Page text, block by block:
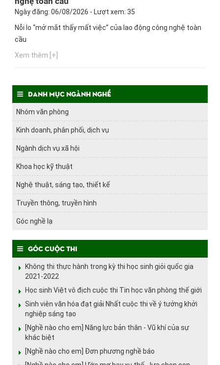
Ngày đăng: 06/08/2026 - Lượt xem: 35
Nỗi lo “mở mắt thấy mất việc” của lao động công nghệ toàn
cầu
Xem thêm [+]
Danh mục ngành nghề
Nhóm văn phòng
Kinh doanh, phân phối, dịch vụ
Ngành dịch vụ xã hội
Khoa học kỹ thuật
Nghệ thuật, sáng tạo, thiết kế
Truyền thông, truyền hình
Góc nghề lạ
Góc cuộc thi
Không thi thực hành trong kỳ thi học sinh giỏi quốc gia
2021-2022
Học sinh Việt vô địch cuộc thi Tin học văn phòng thế giới
Sinh viên văn hóa đạt giải Nhất cuộc thi về ý tưởng khởi
nghiệp sáng tạo
[Nghề nào cho em] Năng lực bản thân - Vũ khí của sự
khác biệt
[Nghề nào cho em] Đơn phương nghề báo